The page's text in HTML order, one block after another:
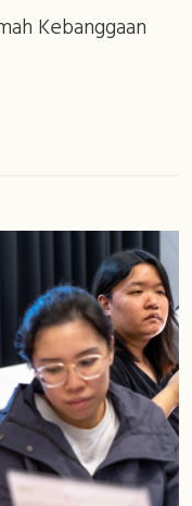
Kebanggaan